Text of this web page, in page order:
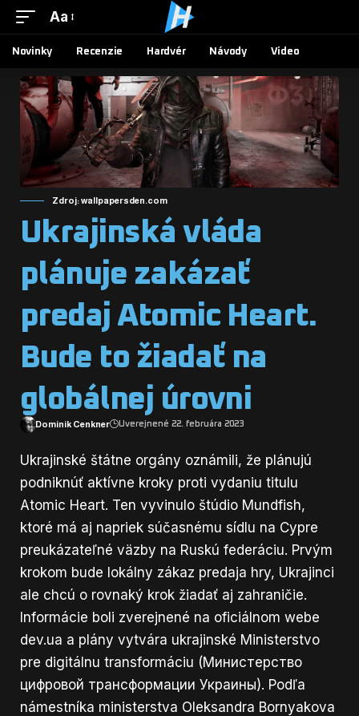
Aa
Novinky Recenzie Hardvér Návody Video
Zdroj: wallpapersden.com
Ukrajinská vláda
plánuje zakázať
predaj Atomic Heart.
Bude to žiadať na
globálnej úrovni
Dominik Cenkner Uverejnené 22. februára 2023
Ukrajinské štátne orgány oznámili, že plánujú
podniknúť aktívne kroky proti vydaniu titulu
Atomic Heart. Ten vyvinulo štúdio Mundfish,
ktoré má aj napriek súčasnému sídlu na Cypre
preukázateľné väzby na Ruskú federáciu. Prvým
krokom bude lokálny zákaz predaja hry, Ukrajinci
ale chcú o rovnaký krok žiadať aj zahraničie.
Informácie boli zverejnené na oficiálnom webe
dev.ua a plány vytvára ukrajinské Ministerstvo
pre digitálnu transformáciu (Министерство
цифровой трансформации Украины). Podľa
námestníka ministerstva Oleksandra Bornyakova